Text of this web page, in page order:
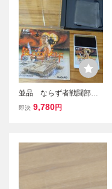
並品 ならず者戦闘部
隊 ブラッディウルフ 箱
即決 9,780円